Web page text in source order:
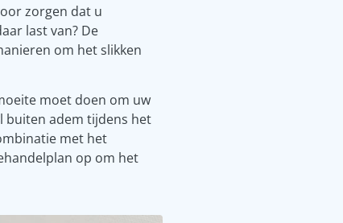
zorgen dat u
last van? De
om het slikken
moet doen om uw
buiten adem tijdens het
met het
op om het